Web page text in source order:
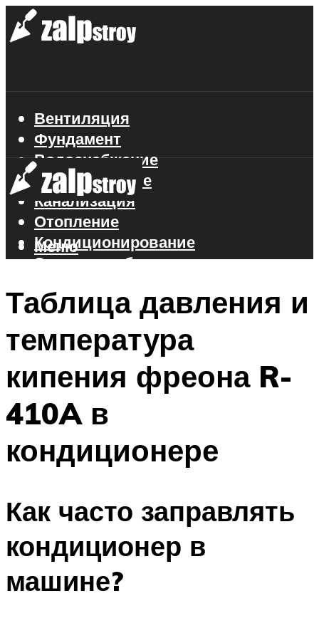
Вентиляция
Фундамент
Водоснабжение
Газоснабжение
Канализация
Отопление
Кондиционирование
Электроснабжение
Меню
Меню
Таблица давления и
температура
кипения фреона R-
410A в
кондиционере
Как часто заправлять
кондиционер в
машине?